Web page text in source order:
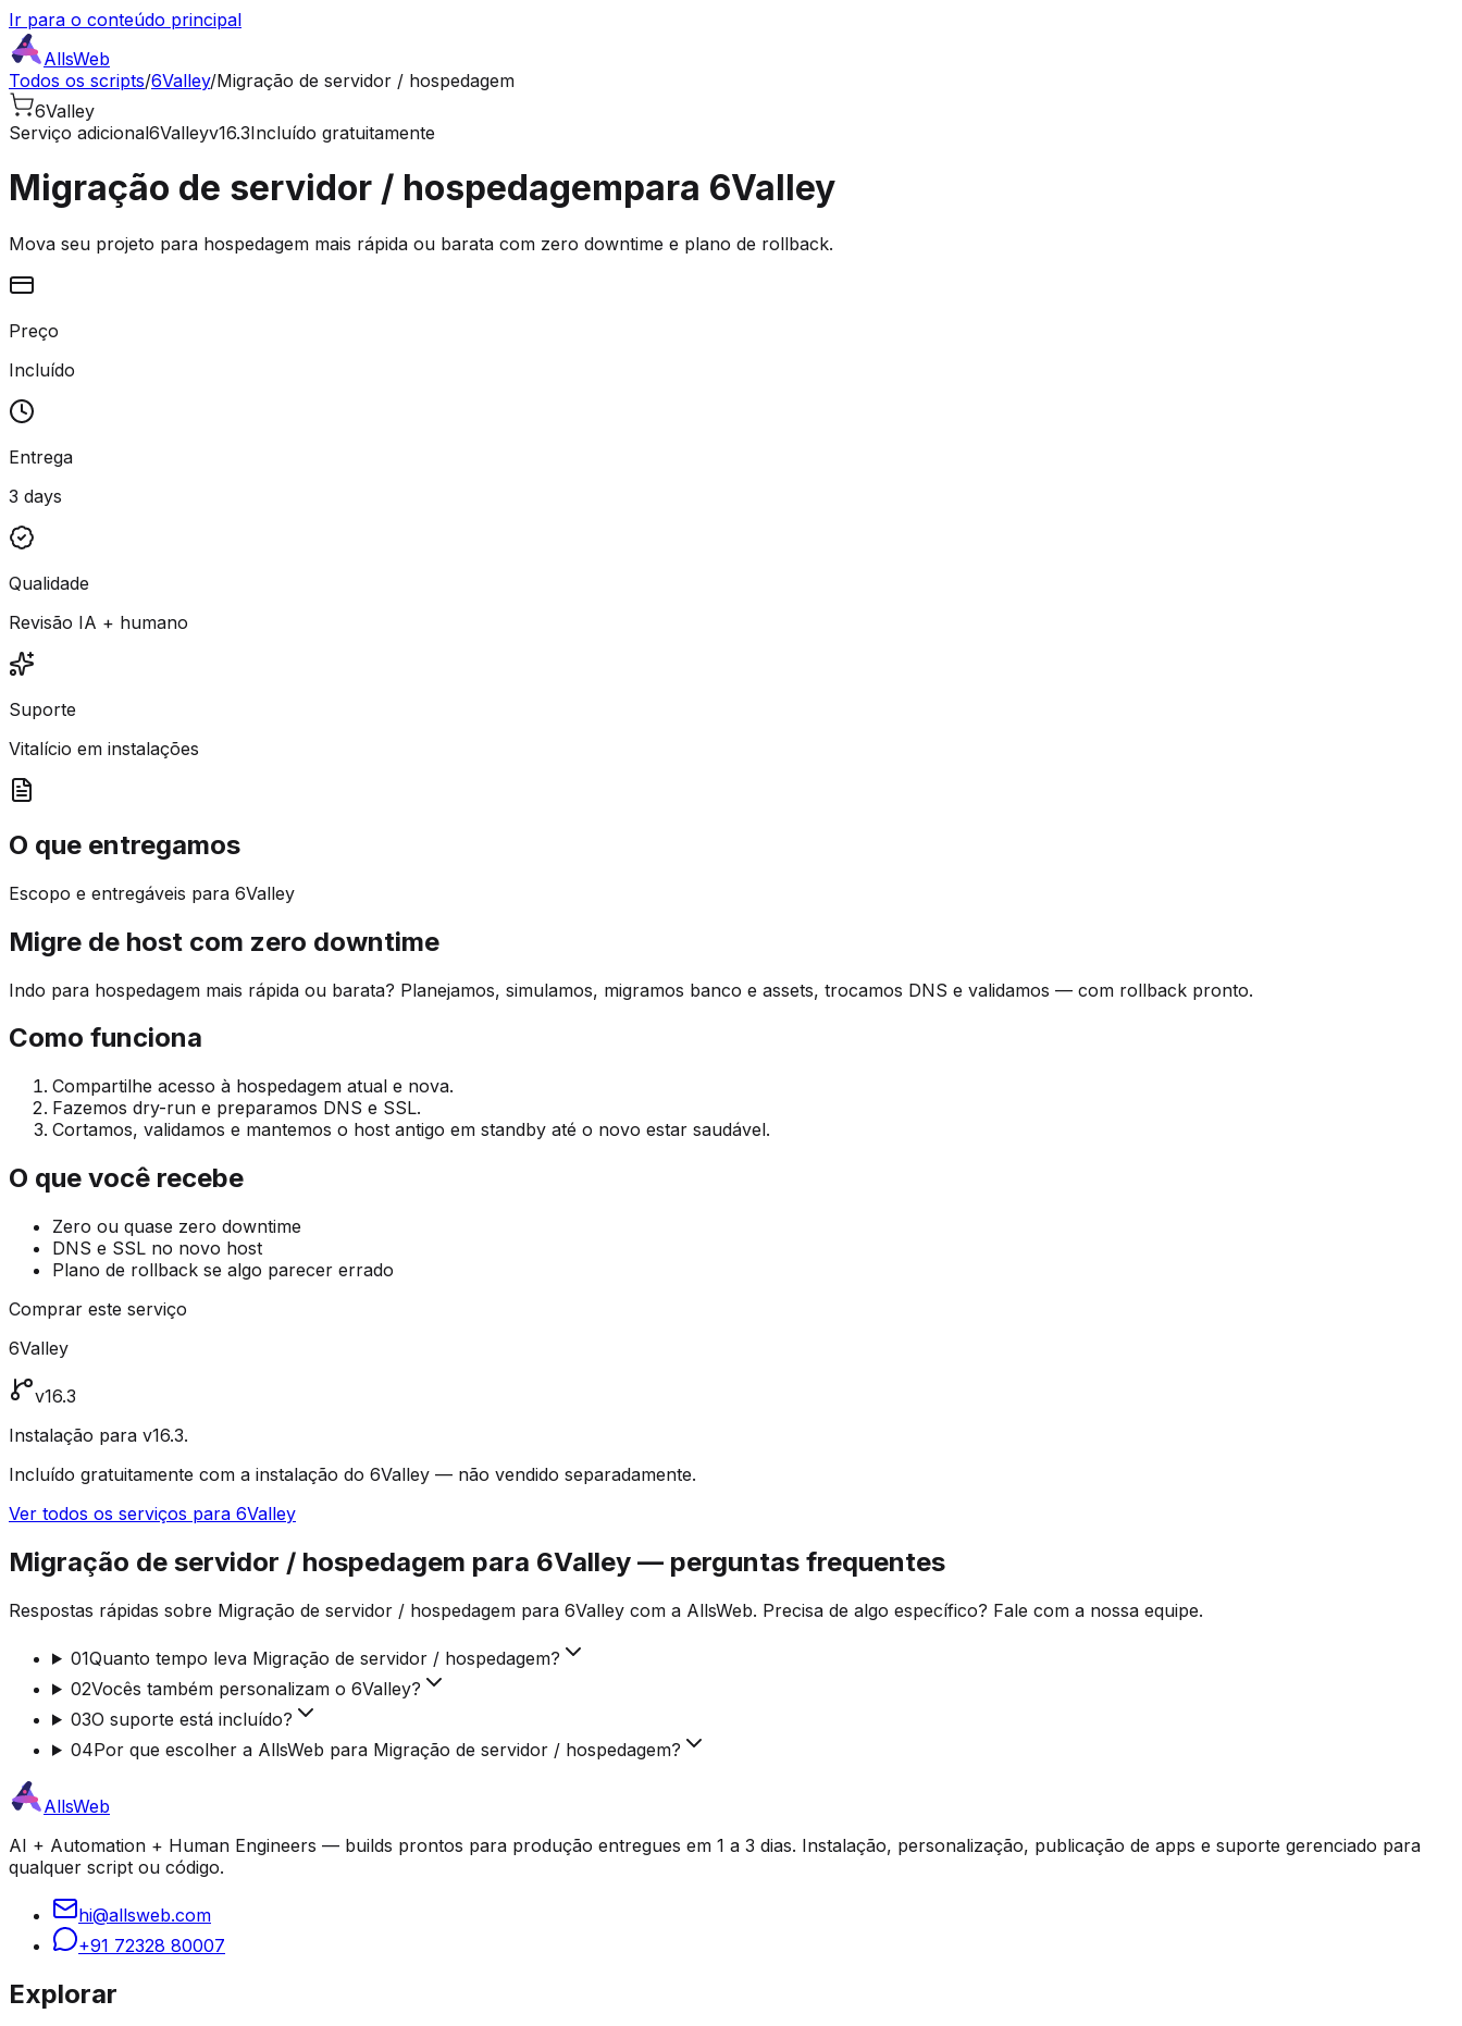
Ir para o conteúdo principal
AllsWeb
Todos os scripts/6Valley/Migração de servidor / hospedagem
6Valley
Serviço adicional6Valleyv16.3Incluído gratuitamente
Migração de servidor / hospedagempara 6Valley
Mova seu projeto para hospedagem mais rápida ou barata com zero downtime e plano de rollback.
Preço
Incluído
Entrega
3 days
Qualidade
Revisão IA + humano
Suporte
Vitalício em instalações
O que entregamos
Escopo e entregáveis para 6Valley
Migre de host com zero downtime
Indo para hospedagem mais rápida ou barata? Planejamos, simulamos, migramos banco e assets, trocamos DNS e validamos — com rollback pronto.
Como funciona
Compartilhe acesso à hospedagem atual e nova.
Fazemos dry-run e preparamos DNS e SSL.
Cortamos, validamos e mantemos o host antigo em standby até o novo estar saudável.
O que você recebe
Zero ou quase zero downtime
DNS e SSL no novo host
Plano de rollback se algo parecer errado
Comprar este serviço
6Valley
v16.3
Instalação para v16.3.
Incluído gratuitamente com a instalação do 6Valley — não vendido separadamente.
Ver todos os serviços para 6Valley
Migração de servidor / hospedagem para 6Valley — perguntas frequentes
Respostas rápidas sobre Migração de servidor / hospedagem para 6Valley com a AllsWeb. Precisa de algo específico? Fale com a nossa equipe.
01Quanto tempo leva Migração de servidor / hospedagem?
02Vocês também personalizam o 6Valley?
03O suporte está incluído?
04Por que escolher a AllsWeb para Migração de servidor / hospedagem?
AllsWeb
AI + Automation + Human Engineers — builds prontos para produção entregues em 1 a 3 dias. Instalação, personalização, publicação de apps e suporte gerenciado para
qualquer script ou código.
hi@allsweb.com
+91 72328 80007
Explorar